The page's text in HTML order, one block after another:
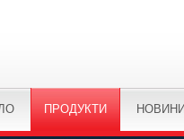
ПРОДУКТИ НОВИНИ